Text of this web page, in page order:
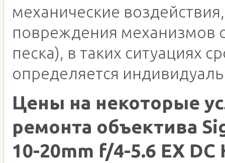
механические воздействия,
повреждения механизмов
песка), в таких ситуациях
определяется
Цены на некоторые
ремонта объектива
10-20mm f/4-5.6 EX DC